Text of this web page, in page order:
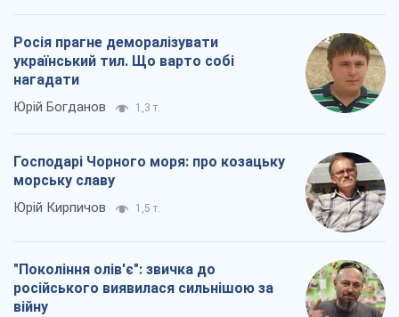
Росія прагне деморалізувати
український тил. Що варто собі
нагадати
Юрій Богданов 1,3 т.
Господарі Чорного моря: про козацьку
морську славу
Юрій Кирпичов 1,5 т.
"Покоління олів'є": звичка до
російського виявилася сильнішою за
війну